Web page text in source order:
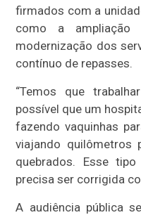
firmados com a
como a ampliação
modernização dos
contínuo de repasses.
“Temos que
possível que um
fazendo vaquinhas
viajando quilômetros
quebrados. Esse
precisa ser corrigida
A audiência pública